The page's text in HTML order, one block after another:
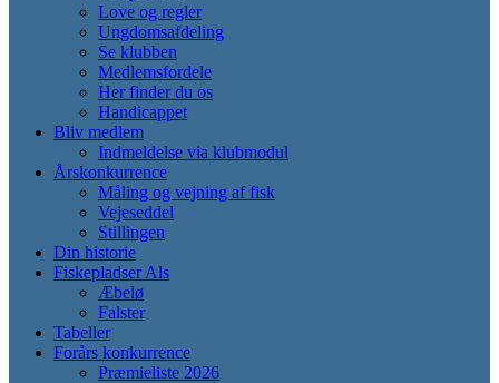
Love og regler
Ungdomsafdeling
Se klubben
Medlemsfordele
Her finder du os
Handicappet
Bliv medlem
Indmeldelse via klubmodul
Årskonkurrence
Måling og vejning af fisk
Vejeseddel
Stillingen
Din historie
Fiskepladser Als
Æbelø
Falster
Tabeller
Forårs konkurrence
Præmieliste 2026